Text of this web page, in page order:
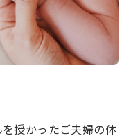
授かったご夫婦の体